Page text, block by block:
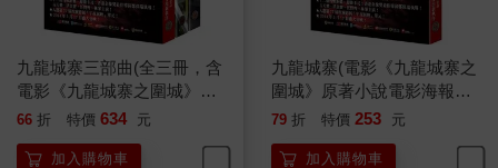
我專心製作腸粉，懶得回應。任由他們自取自付。
人來人往，都是過客。
製作腸粉很純粹，磨米漿、勾粉糊、蒸熟、捲成卷狀、切好、
加入混醬，大功告成。純粹得不用思考，但滿臉汗水讓我感覺活
著，挺好。
忙完一個早上，第一輪腸粉賣光。這時候比較清閒，就大剌剌
躺在尼龍椅上閉目而睡。
九龍城寨三部曲(全三冊，含
電影《九龍城寨之圍城》原
著小說電影海報書衣)
66 折 特價 634 元
加入購物車
九龍城寨(電影《九龍城寨之
圍城》原著小說電影海報書
衣版)
79 折 特價 253 元
加入購物車